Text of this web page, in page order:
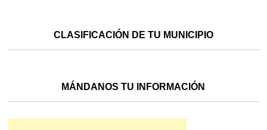
CLASIFICACIÓN DE TU MUNICIPIO
MÁNDANOS TU INFORMACIÓN